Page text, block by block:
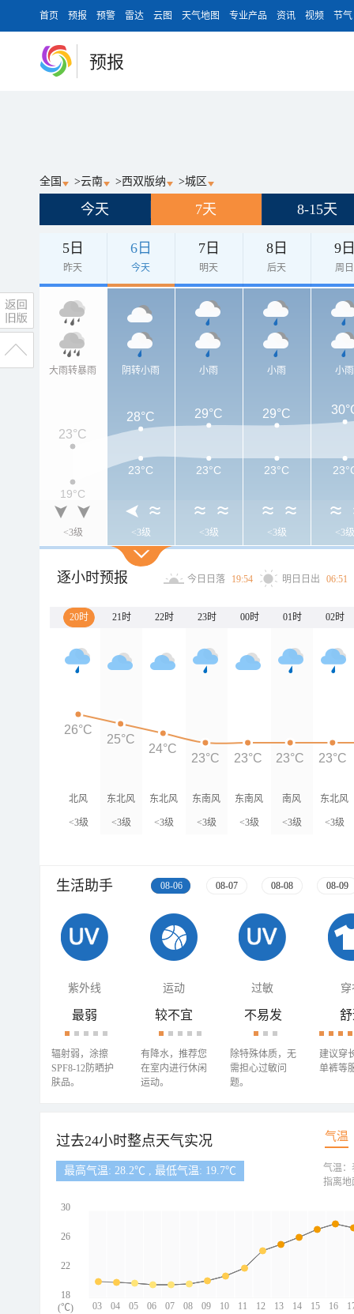
首页 预报 预警 雷达 云图 天气地图 专业产品 资讯 视频 节气
预报
全国 >云南 >西双版纳 >城区
今天 7天 8-15天
5日
昨天
6日
今天
7日
明天
8日
后天
9
周日
大雨转暴雨
<3级
阴转小雨
<3级
小雨
<3级
小雨
<3级
小雨
<3级
23°C
28°C 29°C 29°C
19°C
23°C 23°C 23°C
逐小时预报 今日日落 19:54 明日日出 06:51
20时 21时 22时 23时 00时 01时 02时
北风
<3级
东北风
<3级
东北风
<3级
东南风
<3级
东南风
<3级
南风
<3级
东北风
<3级
26°C
25°C
24°C
23°C 23°C 23°C 23°C
生活助手 08-06 08-07 08-08 08-09
紫外线 运动 过敏 穿
最弱
辐射弱，涂擦
SPF8-12防晒护
肤品。
较不宜
有降水，推荐您
在室内进行休闲
运动。
不易发
除特殊体质，无
需担心过敏问
题。
建议穿
单裤等
过去24小时整点天气实况 气温
最高气温: 28.2℃ , 最低气温: 19.7℃
03 04 05 06 07 08 09 10 11 12 13 14 15 16
30
26
22
18
(℃)
气温：
指离地